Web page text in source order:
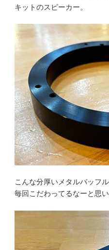
キットのスピーカー。
こんな分厚いメタルバッフ
毎回こだわってるなーと思い